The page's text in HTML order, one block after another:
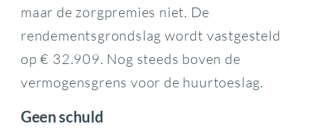
maar de zorgpremies niet. De
rendementsgrondslag wordt vastgesteld
op € 32.909. Nog steeds boven de
vermogensgrens voor de huurtoeslag.
Geen schuld